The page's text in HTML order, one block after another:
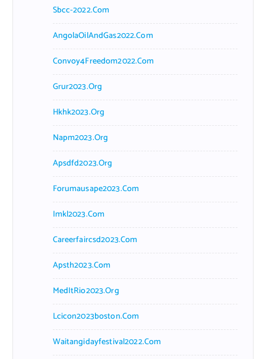
Sbcc-2022.com
AngolaOilAndGas2022.com
Convoy4Freedom2022.com
Grur2023.org
Hkhk2023.org
Napm2023.org
Apsdfd2023.org
Forumausape2023.com
Imkl2023.com
Careerfaircsd2023.com
Apsth2023.com
MedItRio2023.org
Lcicon2023boston.com
Waitangidayfestival2022.com